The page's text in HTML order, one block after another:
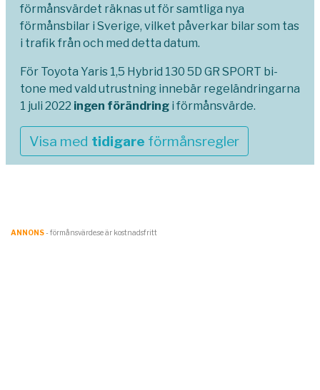
förmånsvärdet räknas ut för samtliga nya
förmånsbilar i Sverige, vilket påverkar bilar som tas
i trafik från och med detta datum.
För Toyota Yaris 1,5 Hybrid 130 5D GR SPORT bi-
tone med vald utrustning innebär regeländringarna
1 juli 2022 ingen förändring i förmånsvärde.
Visa med tidigare förmånsregler
ANNONS- förmånsvärde.se är kostnadsfritt